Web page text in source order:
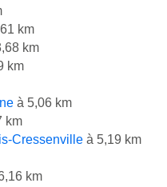
km
km
km
à 5,06 km
km
Cressenville à 5,19 km
km